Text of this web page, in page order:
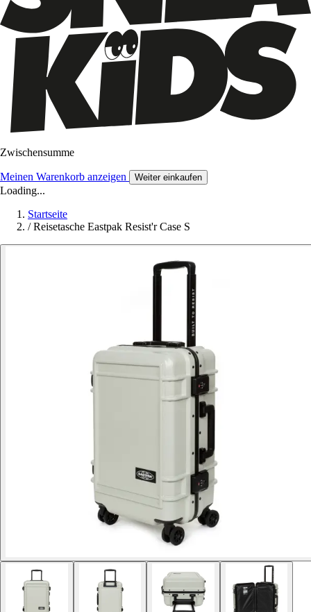
Zwischensumme
Meinen Warenkorb anzeigen Weiter einkaufen
Loading...
Startseite
/ Reisetasche Eastpak Resist'r Case S